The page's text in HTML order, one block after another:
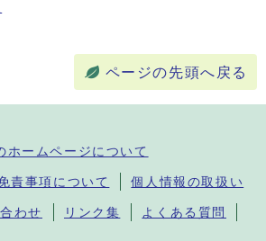
ページの先頭へ戻る
ホームページについて
責事項について 個人情報の取扱い
わせ リンク集 よくある質問